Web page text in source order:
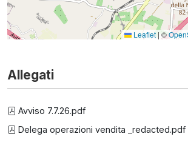
Leaflet | ©
Allegati
Avviso 7.7.26.pdf
Delega operazioni vendita _redacted.pdf